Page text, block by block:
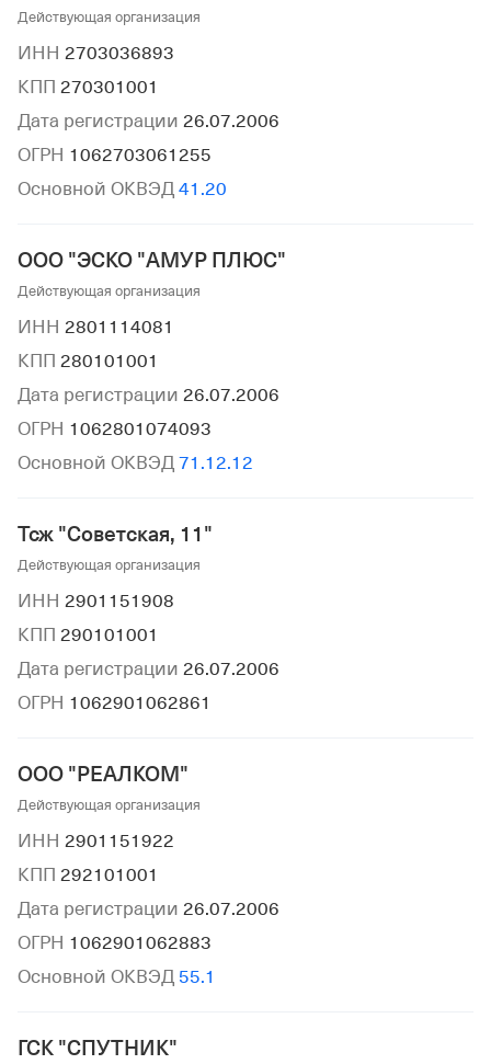
Действующая организация
ИНН 2703036893
КПП 270301001
Дата регистрации 26.07.2006
ОГРН 1062703061255
Основной ОКВЭД 41.20
ООО "ЭСКО "АМУР ПЛЮС"
Действующая организация
ИНН 2801114081
КПП 280101001
Дата регистрации 26.07.2006
ОГРН 1062801074093
Основной ОКВЭД 71.12.12
Тсж "Советская, 11"
Действующая организация
ИНН 2901151908
КПП 290101001
Дата регистрации 26.07.2006
ОГРН 1062901062861
ООО "РЕАЛКОМ"
Действующая организация
ИНН 2901151922
КПП 292101001
Дата регистрации 26.07.2006
ОГРН 1062901062883
Основной ОКВЭД 55.1
ГСК "СПУТНИК"